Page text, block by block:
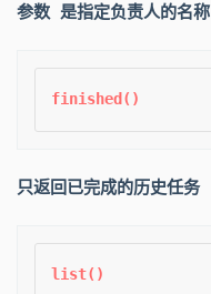
参数 是指定负责人的名称
只返回已完成的历史任务